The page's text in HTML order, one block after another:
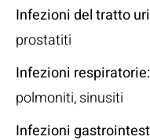
Infezioni del tratto
prostatiti
Infezioni respiratorie:
polmoniti, sinusiti
Infezioni